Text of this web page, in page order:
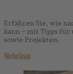
Erfahren Sie, wie
kann – mit Tipps für
sowie Projekten.
Weiterlesen